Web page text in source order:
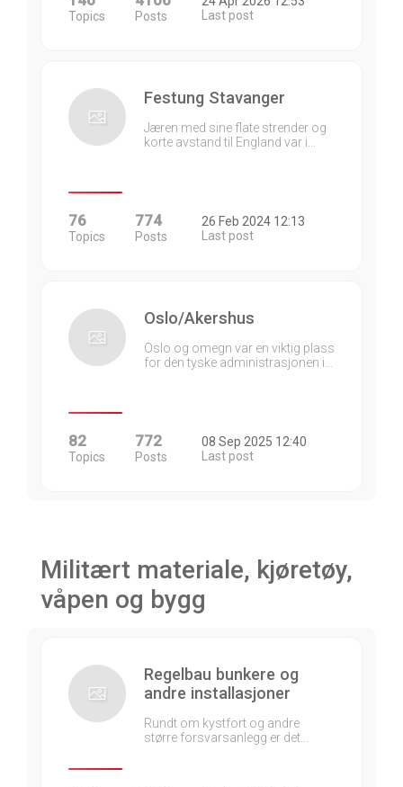
Topics Posts
Last post
Festung Stavanger
Jæren med sine flate strender og
korte avstand til England var i…
76
Topics
774
Posts
26 Feb 2024 12:13
Last post
Oslo/Akershus
Oslo og omegn var en viktig plass
for den tyske administrasjonen i…
82
Topics
772
Posts
08 Sep 2025 12:40
Last post
Militært materiale, kjøretøy,
våpen og bygg
Regelbau bunkere og
andre installasjoner
Rundt om kystfort og andre
større forsvarsanlegg er det…